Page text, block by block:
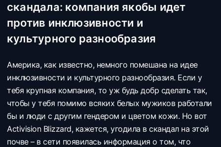
скандала: компания якобы идет
против инклюзивности и
культурного разнообразия
Америка, как известно, немного помешана на идее
инклюзивности и культурного разнообразия. Если у
тебя крупная компания, то уж будь добр сделать так,
чтобы у тебя помимо всяких белых мужиков работали
бы и люди с другим гендером и цветом кожи. Но вот
Activision Blizzard, кажется, угодила в скандал на этой
почве – в сети появилась информация о том, что